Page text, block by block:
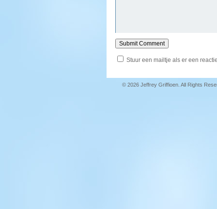
Stuur een mailtje als er een
© 2026 Jeffrey Griffioen. All Rights